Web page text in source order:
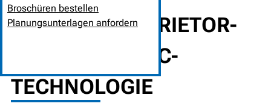
Broschüren bestellen
Planungsunterlagen anfordern
NEUER INDUSTRIETOR-
ANTRIEB MIT DC-
TECHNOLOGIE